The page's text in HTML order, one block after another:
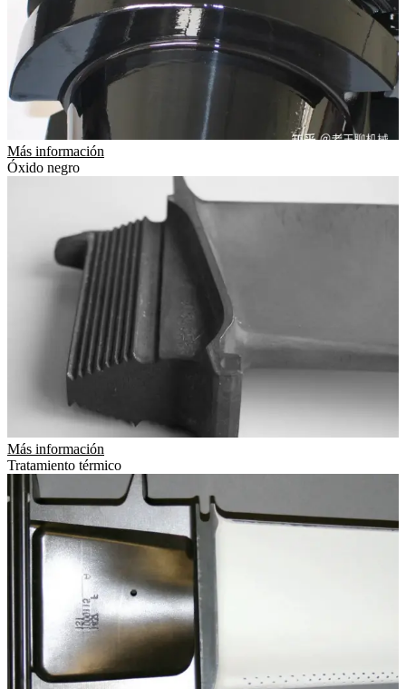
Más información
Óxido negro
Más información
Tratamiento térmico